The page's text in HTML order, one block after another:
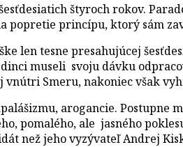
štyroch rokov.
popretie princípu, ktorý sám
len tesne presahujúcej
museli svoju dávku
vnútri Smeru, nakoniec však
arogancie. Postupne
pomalého, ale jasného
než jeho vyzývateľ Andrej